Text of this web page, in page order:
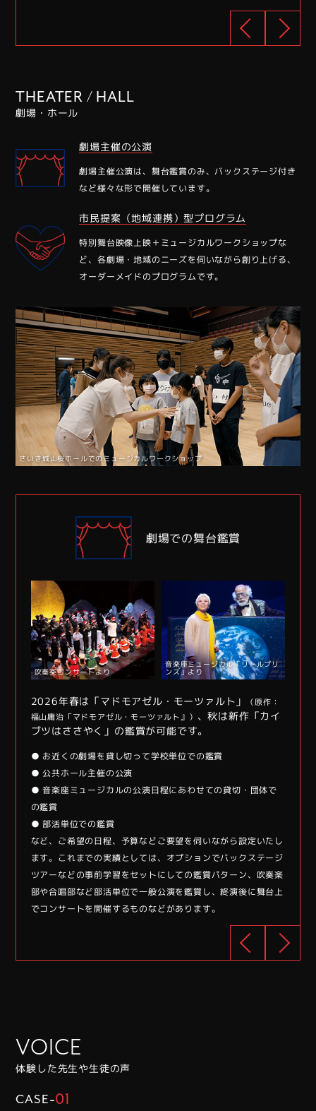
THEATER / HALL
劇場・ホール
劇場主催の公演
劇場主催公演は、舞台鑑賞のみ、バックステージ付き
など様々な形で開催しています。
市⺠提案（地域連携）型プログラム
特別舞台映像上映＋ミュージカルワークショップな
ど、各劇場・地域のニーズを伺いながら創り上げる、
オーダーメイドのプログラムです。
さいき城山桜ホールでのミュージカルワークショップ
劇場での舞台鑑賞
吹奏楽コンサートより
音楽座ミュージカル「リトルプリ
ンス」より
2026年春は「マドモアゼル・モーツァルト」
（原作：
福山庸治「マドモアゼル・モーツァルト』） 、秋は新作「カイ
ブツはささやく」の鑑賞が可能です。
● お近くの劇場を貸し切って学校単位での鑑賞
● 公共ホール主催の公演
● 音楽座ミュージカルの公演日程にあわせての貸切・団体で
の鑑賞
● 部活単位での鑑賞
など、ご希望の日程、予算などご要望を伺いながら設定いたし
ます。これまでの実績としては、オプションでバックステージ
ツアーなどの事前学習をセットにしての鑑賞パターン、吹奏楽
部や合唱部など部活単位で一般公演を鑑賞し、終演後に舞台上
でコンサートを開催するものなどがあります。
VOICE
体験した先⽣や⽣徒の声
CASE-01